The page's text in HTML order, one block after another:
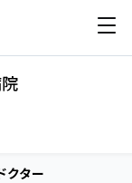
クター